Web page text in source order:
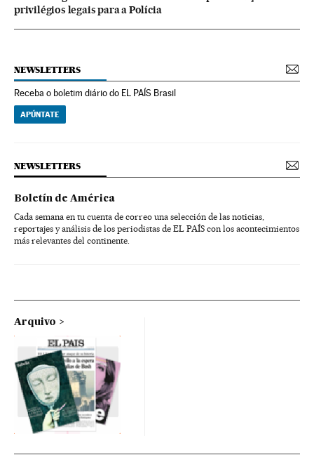
privilégios legais para a Polícia
NEWSLETTERS
Receba o boletim diário do EL PAÍS Brasil
APÚNTATE
NEWSLETTERS
Boletín de América
Cada semana en tu cuenta de correo una selección de las noticias,
reportajes y análisis de los periodistas de EL PAÍS con los acontecimientos
más relevantes del continente.
Arquivo